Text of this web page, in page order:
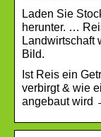
Laden Sie
herunter. …
Landwirtschaft
Bild.
Ist Reis ein
verbirgt & wie
angebaut wird